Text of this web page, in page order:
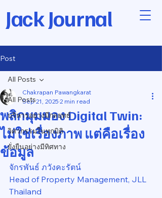
Jack Journal
Post
All Posts
บริหารอย่างมีกลยุทธ์
วิศวกรรมในทุกมิติ
ยั่งยืนอย่างมีทิศทาง
All Posts
พลิกมุมมอง Digital Twin:
ไม่ใช่เรื่องภาพ แต่คือเรื่อง
ข้อมูล
Chakrapan Pawangkarat
Sep 21, 2025 2 min read
จักรพันธ์ ภวังคะรัตน์
Head of Property Management, JLL
Thailand